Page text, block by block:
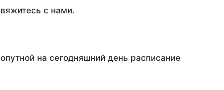
с нами.
на сегодняшний день расписание